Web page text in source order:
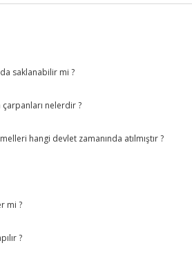
saklanabilir mi ?
çarpanları nelerdir ?
hangi devlet zamanında atılmıştır ?
mi ?
?